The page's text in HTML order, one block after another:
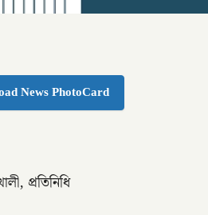
News PhotoCard
প্রতিনিধি